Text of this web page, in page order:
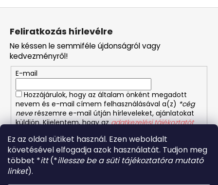
Ez az oldal sütiket használ. Ezen weboldalt
követésével elfogadja azok használatát. Tudjon meg
többet *itt(*illessze be a süti tájékoztatóra mutató
linket).
Feliratkozás hírlevélre
Ne késsen le semmiféle újdonságról vagy
kedvezményről!
E-mail
Hozzájárulok, hogy az általam önként megadott
nevem és e-mail címem felhasználásával a(z) *cég
neverészemre e-mail útján hírleveleket, ajánlatokat
küldjön. Kijelentem, hogy azadatkezelési tájékoztatót
bármikor visszavonhatom.
FELIRATKOZÁS